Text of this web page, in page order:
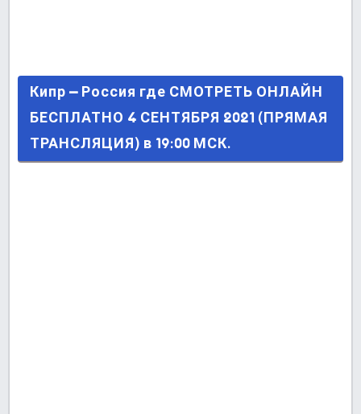
Кипр – Россия где СМОТРЕТЬ ОНЛАЙН
БЕСПЛАТНО 4 СЕНТЯБРЯ 2021 (ПРЯМАЯ
ТРАНСЛЯЦИЯ) в 19:00 МСК.
Кипр – Россия где СМОТРЕТЬ ОНЛАЙН
БЕСПЛАТНО 4 СЕНТЯБРЯ 2021 (ПРЯМАЯ
ТРАНСЛЯЦИЯ) в 19:00 МСК.